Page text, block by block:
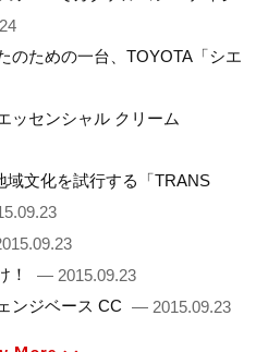
のための一台、TOYOTA「シエ
ッセンシャル クリーム
域文化を試行する「TRANS
！
— 2015.09.23
ンジベース CC — 2015.09.23